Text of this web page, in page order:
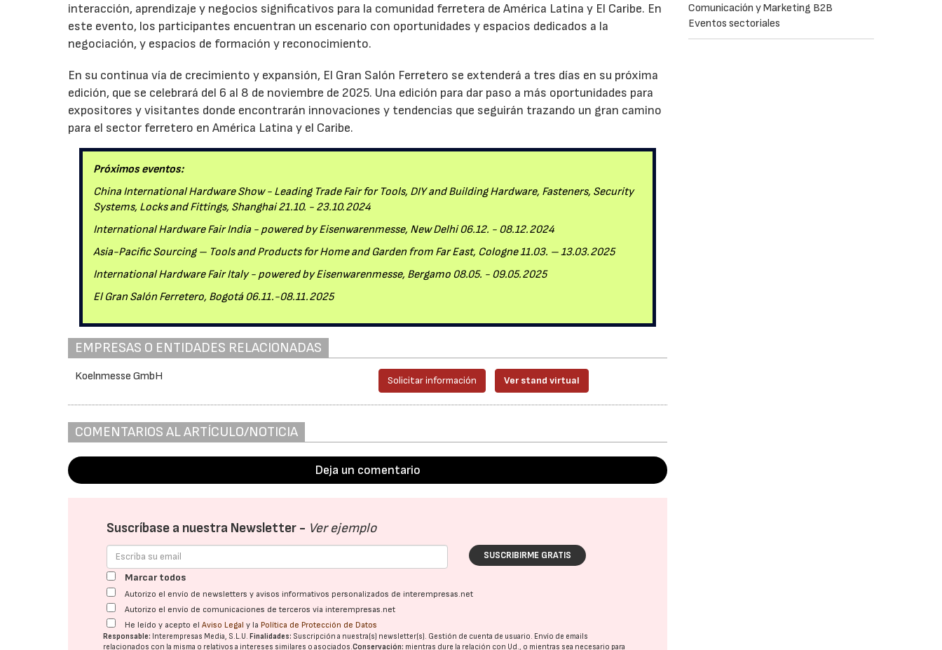
interacción, aprendizaje y negocios significativos para la comunidad ferretera de América Latina y El Caribe. En
este evento, los participantes encuentran un escenario con oportunidades y espacios dedicados a la
negociación, y espacios de formación y reconocimiento.
En su continua vía de crecimiento y expansión, El Gran Salón Ferretero se extenderá a tres días en su próxima
edición, que se celebrará del 6 al 8 de noviembre de 2025. Una edición para dar paso a más oportunidades para
expositores y visitantes donde encontrarán innovaciones y tendencias que seguirán trazando un gran camino
para el sector ferretero en América Latina y el Caribe.
Próximos eventos:
China International Hardware Show - Leading Trade Fair for Tools, DIY and Building Hardware, Fasteners, Security
Systems, Locks and Fittings, Shanghai 21.10. - 23.10.2024
International Hardware Fair India - powered by Eisenwarenmesse, New Delhi 06.12. - 08.12.2024
Asia-Pacific Sourcing – Tools and Products for Home and Garden from Far East, Cologne 11.03. – 13.03.2025
International Hardware Fair Italy - powered by Eisenwarenmesse, Bergamo 08.05. - 09.05.2025
El Gran Salón Ferretero, Bogotá 06.11.-08.11.2025
EMPRESAS O ENTIDADES RELACIONADAS
Koelnmesse GmbH Solicitar información Ver stand virtual
COMENTARIOS AL ARTÍCULO/NOTICIA
Deja un comentario
Suscríbase a nuestra Newsletter - Ver ejemplo
SUSCRIBIRME GRATIS
Marcar todos
Autorizo el envío de newsletters y avisos informativos personalizados de interempresas.net
Autorizo el envío de comunicaciones de terceros vía interempresas.net
He leído y acepto elAviso Legal y la Política de Protección de Datos
Responsable: Interempresas Media, S.L.U.Finalidades: Suscripción a nuestra(s) newsletter(s). Gestión de cuenta de usuario. Envío de emails
relacionados con la misma o relativos a intereses similares o asociados.Conservación: mientras dure la relación con Ud., o mientras sea necesario para
Comunicación y Marketing B2B
Eventos sectoriales